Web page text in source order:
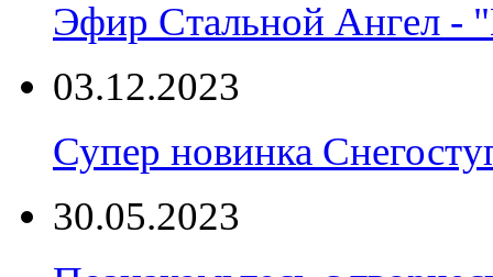
Эфир Стальной Ангел -
03.12.2023
Супер новинка
30.05.2023